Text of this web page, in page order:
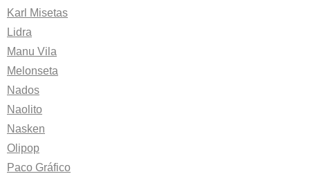
Karl Misetas
Lidra
Manu Vila
Melonseta
Nados
Naolito
Nasken
Olipop
Paco Gráfico